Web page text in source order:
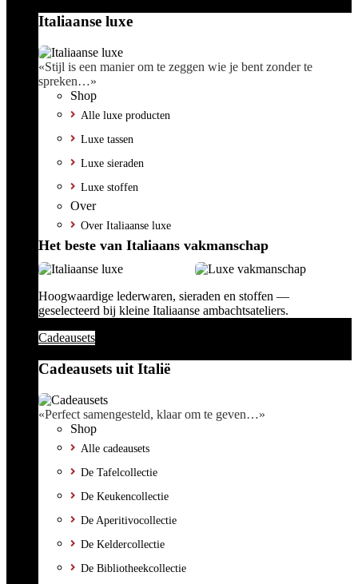
Italiaanse luxe
«Stijl is een manier om te zeggen wie je bent zonder te
spreken…»
Shop
Alle luxe producten
Luxe tassen
Luxe sieraden
Luxe stoffen
Over
Over Italiaanse luxe
Het beste van Italiaans vakmanschap
Hoogwaardige lederwaren, sieraden en stoffen —
geselecteerd bij kleine Italiaanse ambachtsateliers.
Cadeausets
Cadeausets uit Italië
«Perfect samengesteld, klaar om te geven…»
Shop
Alle cadeausets
De Tafelcollectie
De Keukencollectie
De Aperitivocollectie
De Keldercollectie
De Bibliotheekcollectie